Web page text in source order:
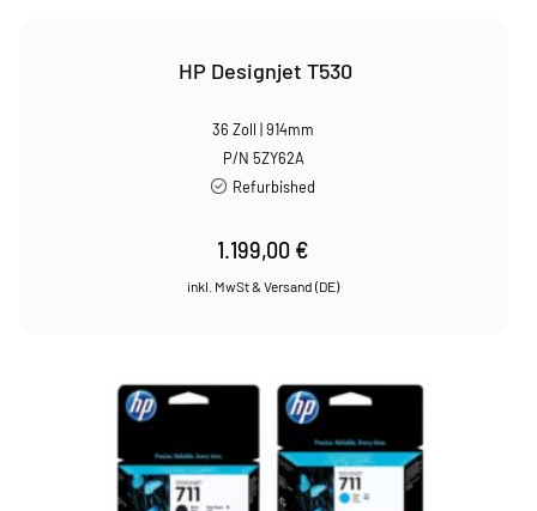
HP Designjet T530
36 Zoll | 914mm
P/N 5ZY62A
Refurbished
1.199,00 €